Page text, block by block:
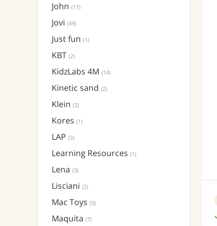
John (17)
Jovi (49)
Just fun (1)
KBT (2)
KidzLabs 4M (14)
Kinetic sand (2)
Klein (2)
Kores (1)
LAP (3)
Learning Resources (1)
Lena (3)
Lisciani (2)
Mac Toys (3)
Maquita (7)